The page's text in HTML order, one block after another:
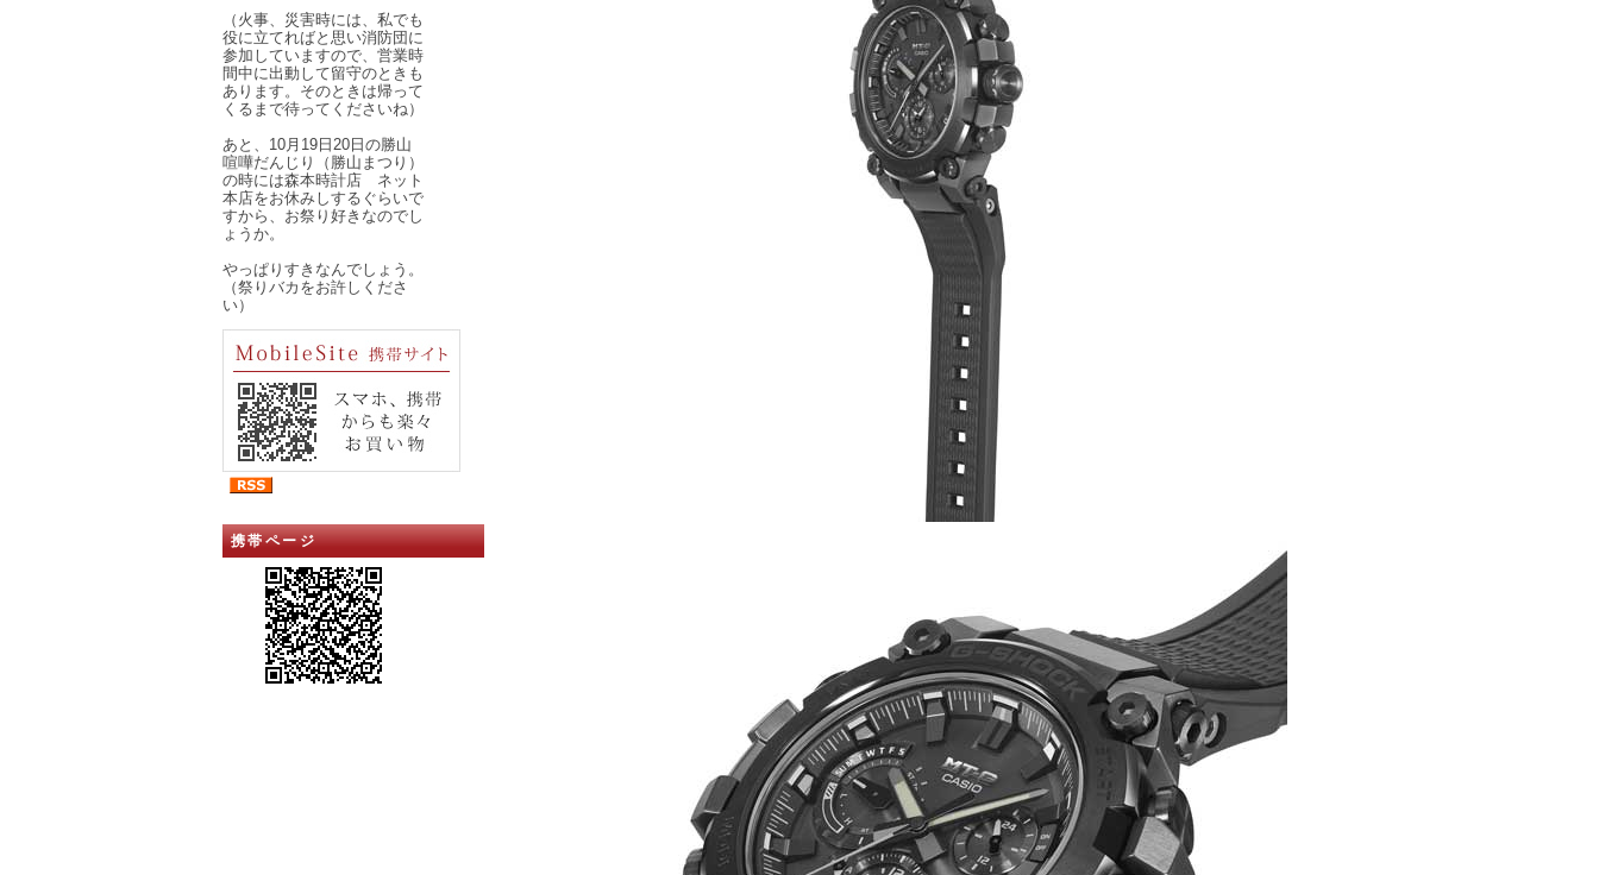
（火事、災害時には、私でも
役に立てればと思い消防団に
参加していますので、営業時
間中に出動して留守のときも
あります。そのときは帰って
くるまで待ってくださいね）
あと、10月19日20日の勝山
喧嘩だんじり（勝山まつり）
の時には森本時計店 ネット
本店をお休みしするぐらいで
すから、お祭り好きなのでし
ょうか。
やっぱりすきなんでしょう。
（祭りバカをお許しくださ
い）
携帯ページ